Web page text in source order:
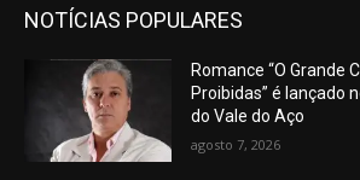
NOTÍCIAS POPULARES
Romance “O Grande
Proibidas” é lançado
do Vale do Aço
agosto 7, 2026